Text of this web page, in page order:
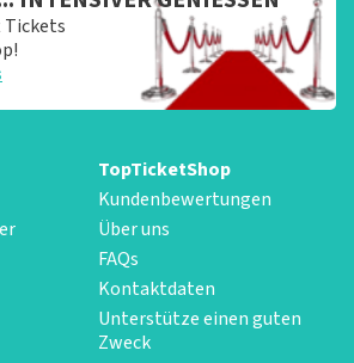
Tickets
TopTicketShop
Kundenbewertungen
Über uns
FAQs
Kontaktdaten
Unterstütze einen guten
Zweck